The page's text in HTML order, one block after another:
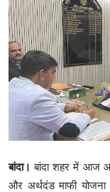
क्राइम
स्पोर्ट्स
मनोरंजन
गैलरी
बांदा। बांदा शहर में आज
और अर्थदंड माफी योजना